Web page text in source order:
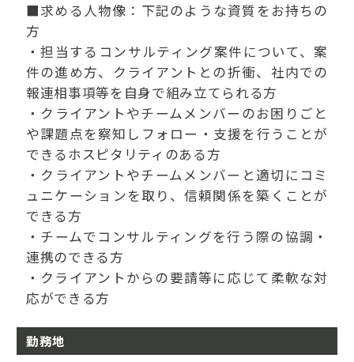
■求める人物像：下記のような資質をお持ちの
方
・担当するコンサルティング案件について、案
件の進め方、クライアントとの折衝、社内での
報連相事項等を自身で組み立てられる方
・クライアントやチームメンバーのお困りごと
や課題点を察知しフォロー・支援を行うことが
できるホスピタリティのある方
・クライアントやチームメンバーと適切にコミ
ュニケーションを取り、信頼関係を築くことが
できる方
・チームでコンサルティングを行う際の協調・
連携のできる方
・クライアントからの要請等に応じて柔軟な対
応ができる方
勤務地